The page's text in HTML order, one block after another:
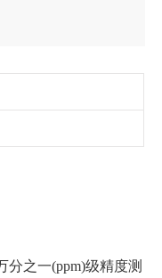
之一(ppm)级精度测